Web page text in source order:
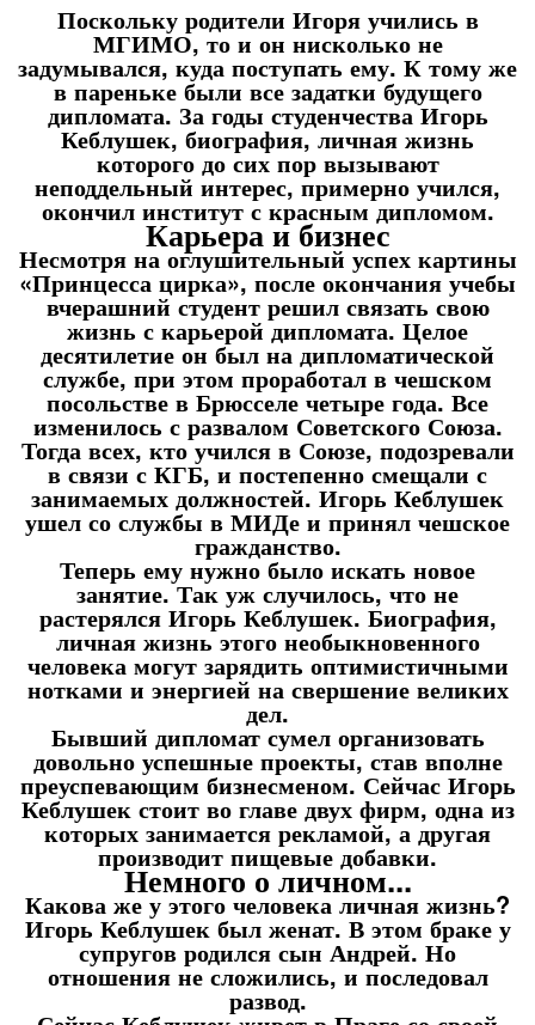
Поскольку родители Игоря учились в
МГИМО, то и он нисколько не
задумывался, куда поступать ему. К тому же
в пареньке были все задатки будущего
дипломата. За годы студенчества Игорь
Кеблушек, биография, личная жизнь
которого до сих пор вызывают
неподдельный интерес, примерно учился,
окончил институт с красным дипломом.
Карьера и бизнес
Несмотря на оглушительный успех картины
«Принцесса цирка», после окончания учебы
вчерашний студент решил связать свою
жизнь с карьерой дипломата. Целое
десятилетие он был на дипломатической
службе, при этом проработал в чешском
посольстве в Брюсселе четыре года. Все
изменилось с развалом Советского Союза.
Тогда всех, кто учился в Союзе, подозревали
в связи с КГБ, и постепенно смещали с
занимаемых должностей. Игорь Кеблушек
ушел со службы в МИДе и принял чешское
гражданство.
Теперь ему нужно было искать новое
занятие. Так уж случилось, что не
растерялся Игорь Кеблушек. Биография,
личная жизнь этого необыкновенного
человека могут зарядить оптимистичными
нотками и энергией на свершение великих
дел.
Бывший дипломат сумел организовать
довольно успешные проекты, став вполне
преуспевающим бизнесменом. Сейчас Игорь
Кеблушек стоит во главе двух фирм, одна из
которых занимается рекламой, а другая
производит пищевые добавки.
Немного о личном...
Какова же у этого человека личная жизнь?
Игорь Кеблушек был женат. В этом браке у
супругов родился сын Андрей. Но
отношения не сложились, и последовал
развод.